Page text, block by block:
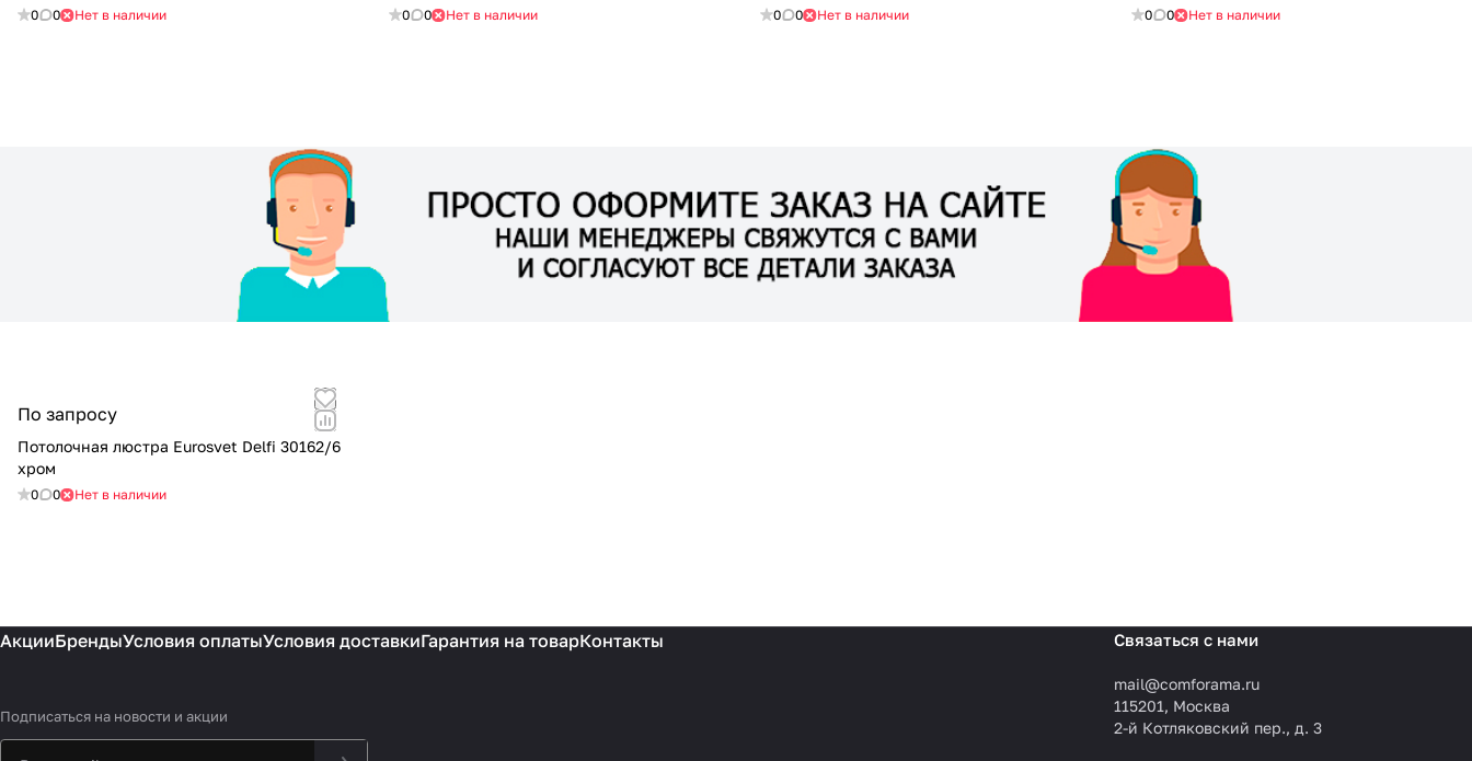
0 0 Нет в наличии 0 0 Нет в наличии 0 0 Нет в наличии 0 0 Нет в наличии
По запросу
Потолочная люстра Eurosvet Delfi 30162/6
хром
0 0 Нет в наличии
АкцииБрендыУсловия оплатыУсловия доставкиГарантия на товарКонтакты
Подписаться на новости и акции
Связаться с нами
mail@comforama.ru
115201, Москва
2-й Котляковский пер., д. 3